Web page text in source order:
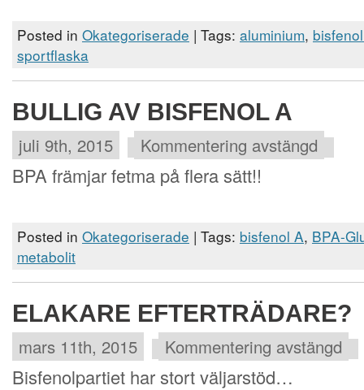
Posted in Okategoriserade | Tags: aluminium,
sportflaska
BULLIG AV BISFENOL A
juli 9th, 2015 Kommentering avstängd
BPA främjar fetma på flera sätt!!
Posted in Okategoriserade | Tags: bisfenol A, BPA-
metabolit
ELAKARE EFTERTRÄDARE?
mars 11th, 2015 Kommentering avstängd
Bisfenolpartiet har stort väljarstöd…